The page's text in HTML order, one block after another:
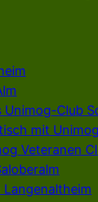
Club
mit Unimog
Veteranen